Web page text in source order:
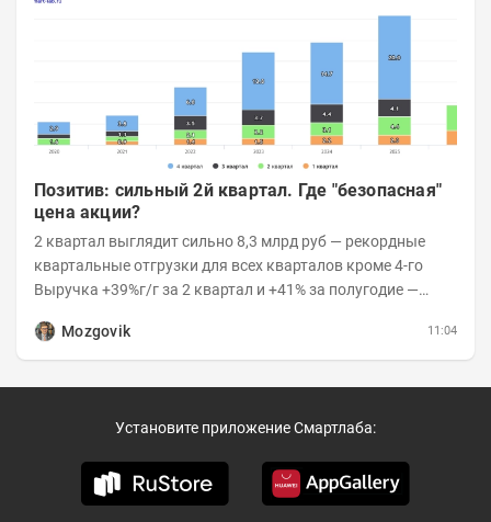
Позитив: сильный 2й квартал. Где "безопасная"
цена акции?
2 квартал выглядит сильно 8,3 млрд руб — рекордные
квартальные отгрузки для всех кварталов кроме 4-го
Выручка +39%г/г за 2 квартал и +41% за полугодие —
Mozgovik
11:04
Установите приложение Смартлаба: